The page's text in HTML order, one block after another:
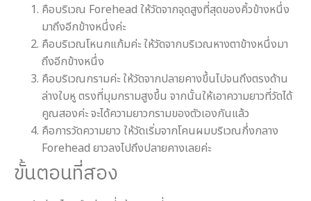
คือบริเวณ Forehead ให้วัดจากจุดสูงที่สุดของคิ้วข้างหนึ่ง
มาถึงอีกข้างหนึ่งค่ะ
คือบริเวณโหนกแก้มค่ะ ให้วัดจากบริเวณหางตาข้างหนึ่งมา
ถึงอีกข้างหนึ่ง
คือบริเวณกรามค่ะ ให้วัดจากปลายคางขึ้นไปจนถึงตรงด้าน
ล่างใบหู ตรงที่มุมกรามสูงขึ้น จากนั้นให้เอาความยาวที่วัดได้
คูณสองค่ะ จะได้ความยาวกรามของตัวเองกันแล้ว
คือการวัดความยาว ให้วัดเริ่มจากโคนผมบริเวณกึ่งกลาง
Forehead ยาวลงไปถึงปลายคางเลยค่ะ
ขั้นตอนที่สอง